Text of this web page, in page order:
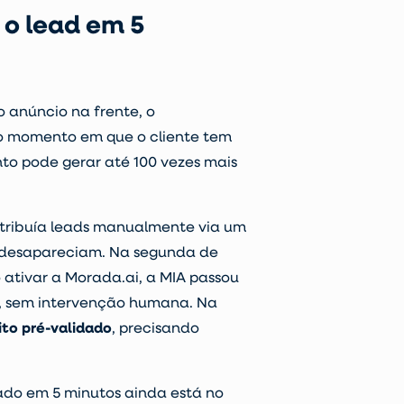
lead em 5
anúncio na frente, o
momento em que o cliente tem
pode gerar até 100 vezes mais
leads manualmente via um
Na segunda de
a Morada.ai, a MIA passou
intervenção humana. Na
pré-validado, precisando
em 5 minutos ainda está no